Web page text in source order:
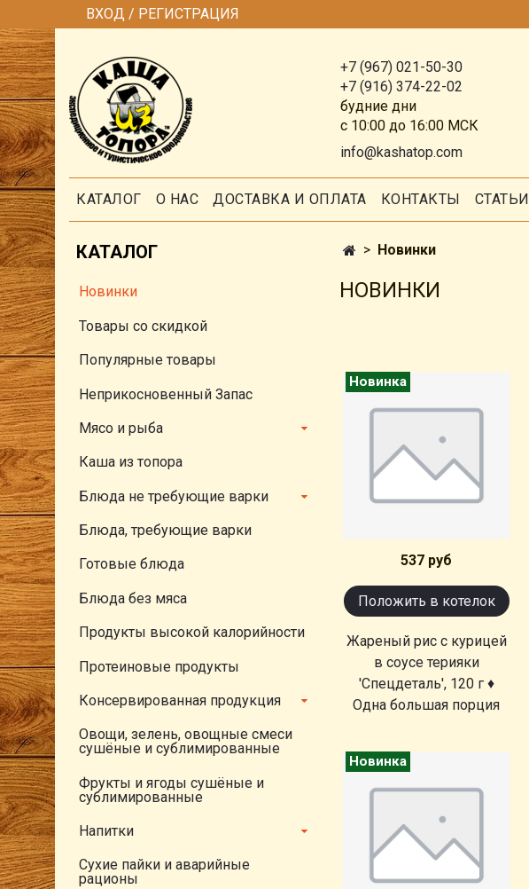
ВХОД / РЕГИСТРАЦИЯ
+7 (967) 021-50-30
+7 (916) 374-22-02
будние дни
с 10:00 до 16:00 МСК
info@kashatop.com
КАТАЛОГ О НАС ДОСТАВКА И ОПЛАТА КОНТАКТЫ СТАТЬИ
Новинки
НОВИНКИ
Новинка
537 руб
Положить в котелок
Жареный рис с курицей
в соусе терияки
'Спецдеталь', 120 г ♦
Одна большая порция
Новинка
КАТАЛОГ
Новинки
Товары со скидкой
Популярные товары
Неприкосновенный Запас
Мясо и рыба
Каша из топора
Блюда не требующие варки
Блюда, требующие варки
Готовые блюда
Блюда без мяса
Продукты высокой калорийности
Протеиновые продукты
Консервированная продукция
Овощи, зелень, овощные смеси
сушёные и сублимированные
Фрукты и ягоды сушёные и
сублимированные
Напитки
Сухие пайки и аварийные
рационы